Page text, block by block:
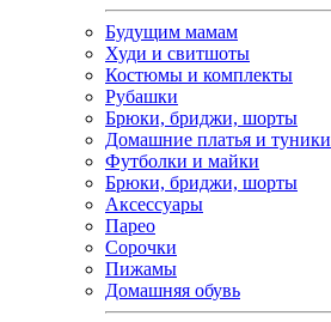
Будущим мамам
Худи и свитшоты
Костюмы и комплекты
Рубашки
Брюки, бриджи, шорты
Домашние платья и туники
Футболки и майки
Брюки, бриджи, шорты
Аксессуары
Парео
Сорочки
Пижамы
Домашняя обувь